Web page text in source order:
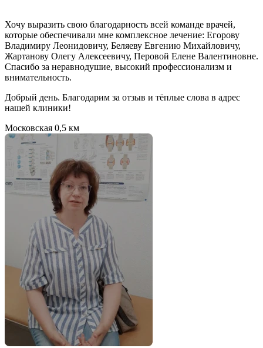
Хочу выразить свою благодарность всей команде врачей,
которые обеспечивали мне комплексное лечение: Егорову
Владимиру Леонидовичу, Беляеву Евгению Михайловичу,
Жартанову Олегу Алексеевичу, Перовой Елене Валентиновне.
Спасибо за неравнодушие, высокий профессионализм и
внимательность.
Добрый день. Благодарим за отзыв и тёплые слова в адрес
нашей клиники!
Московская 0,5 км